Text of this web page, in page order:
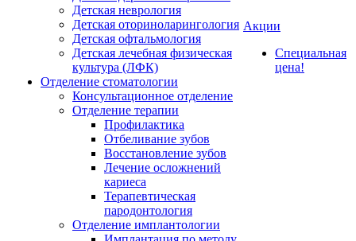
Детская неврология
Детская оториноларингология
Детская офтальмология
Детская лечебная физическая
культура (ЛФК)
Отделение стоматологии
Консультационное отделение
Отделение терапии
Профилактика
Отбеливание зубов
Восстановление зубов
Лечение осложнений
кариеса
Терапевтическая
пародонтология
Отделение имплантологии
Акции
Специальная
цена!